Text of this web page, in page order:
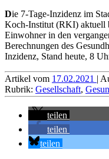
Die 7-Tage-Inzidenz im
Koch-Institut (RKI) aktuell
Einwohner in den
Berechnungen des
Inzidenz, Stand heute, 8
Artikel vom 17.02.2021 |
Rubrik: Gesellschaft,
teilen
teilen
teilen